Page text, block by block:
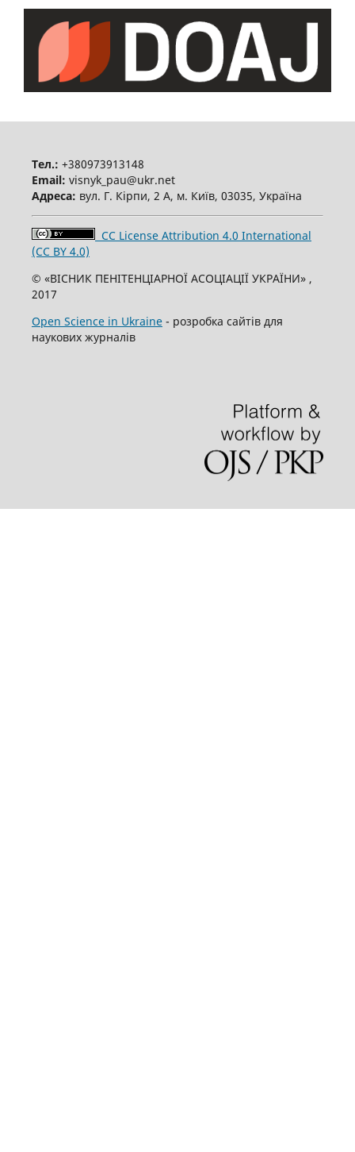
Тел.: +380973913148
Email: visnyk_pau@ukr.net
Адреса: вул. Г. Кірпи, 2 А, м. Київ, 03035, Україна
CC License Attribution 4.0 International
(CC BY 4.0)
© «ВІСНИК ПЕНІТЕНЦІАРНОЇ АСОЦІАЦІЇ УКРАЇНИ» ,
2017
Open Science in Ukraine- розробка сайтів для
наукових журналів